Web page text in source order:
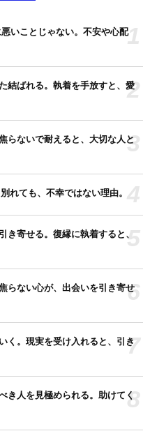
いことじゃない。不安や心配1
結ばれる。執着を手放すと、愛2
らないで耐えると、大切な人と3
れても、不幸ではない理由。 4
き寄せる。復縁に執着すると、5
らない心が、出会いを引き寄せ6
く。現実を受け入れると、引き7
き人を見極められる。助けてく8